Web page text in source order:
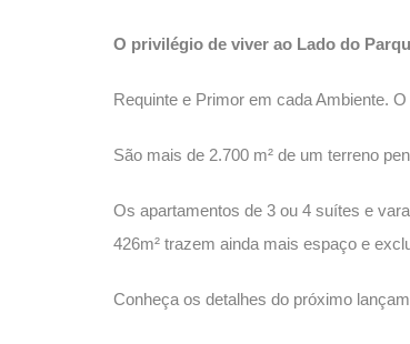
O privilégio de viver ao Lado do
Requinte e Primor em cada Ambiente. O
São mais de 2.700 m² de um terreno
Os apartamentos de 3 ou 4 suítes e
426m² trazem ainda mais espaço e
Conheça os detalhes do próximo